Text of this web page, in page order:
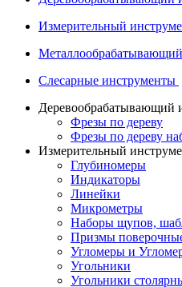
Измерительный
Слесарные инструменты
Деревообрабатывающий
Фрезы по дереву
Фрезы по дереву
Измерительный
Глубиномеры
Индикаторы
Линейки
Микрометры
Наборы щупов,
Призмы
Угломеры и
Угольники
Угольники